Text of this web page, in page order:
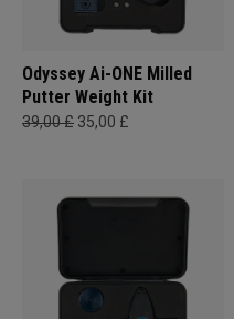
Odyssey Ai-ONE Milled
Putter Weight Kit
39,00 £ 35,00 £